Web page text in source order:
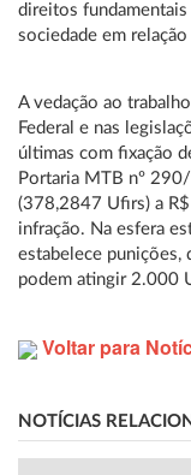
direitos fundamentais
sociedade em
A vedação ao
Federal e nas
últimas com fixação
Portaria MTB nº
(378,2847 Ufirs) a
infração. Na esfera
estabelece punições,
podem atingir 2.000
Voltar para
NOTÍCIAS